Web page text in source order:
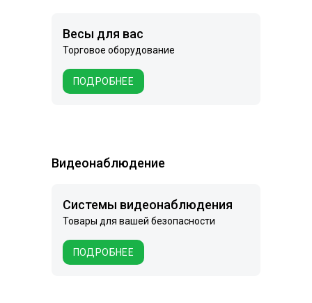
Весы для вас
Торговое оборудование
ПОДРОБНЕЕ
Системы видеонаблюдения
Товары для вашей безопасности
ПОДРОБНЕЕ
Видеонаблюдение